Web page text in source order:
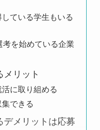
ている学生もいる
を始めている企業
メリット
に取り組める
できる
デメリットは応募